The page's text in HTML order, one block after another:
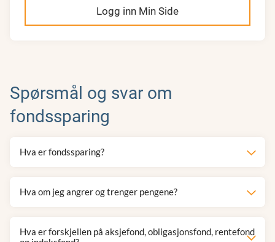
Logg inn Min Side
Spørsmål og svar om
fondssparing
Hva er fondssparing?
Hva om jeg angrer og trenger pengene?
Hva er forskjellen på aksjefond, obligasjonsfond, rentefond